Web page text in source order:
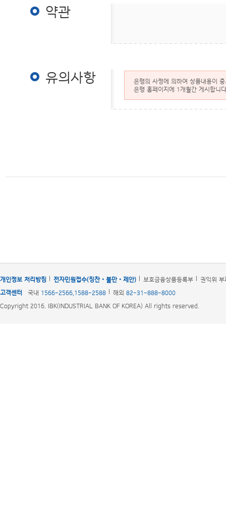
약관
유의사항
은행의 사정에 의하여 상품내용이
은행 홈페이지에 1개월간 게시합니
개인정보 처리방침 전자민원접수(칭찬‧불만‧제안) 보호금융상품등록부
권익위
고객센터
국내 1566-2566,1588-2588 해외 82-31-888-8000
Copyright 2016. IBK(INDUSTRIAL BANK OF KOREA) All rights reserved.